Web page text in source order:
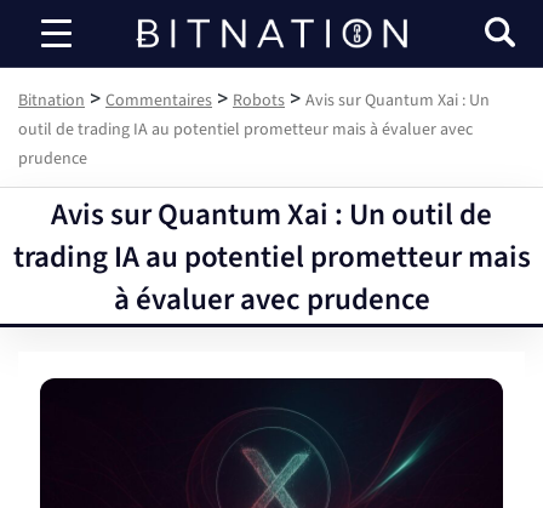
Bitnation
Bitnation > Commentaires > Robots > Avis sur Quantum Xai : Un
outil de trading IA au potentiel prometteur mais à évaluer avec
prudence
Avis sur Quantum Xai : Un outil de
trading IA au potentiel prometteur mais
à évaluer avec prudence